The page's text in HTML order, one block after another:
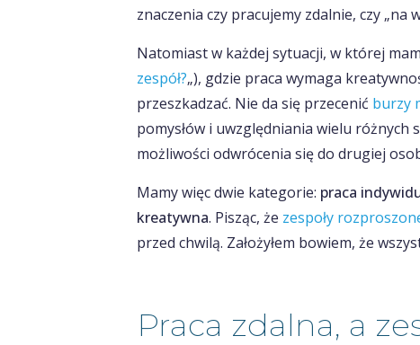
znaczenia czy pracujemy zdalnie, czy „na
Natomiast w każdej sytuacji, w której
zespół?„), gdzie praca wymaga
przeszkadzać. Nie da się przecenić burzy
pomysłów i uwzględniania wielu różnych
możliwości odwrócenia się do drugiej
Mamy więc dwie kategorie: praca
kreatywna. Pisząc, że zespoły
przed chwilą. Założyłem bowiem, że
Praca zdalna, a